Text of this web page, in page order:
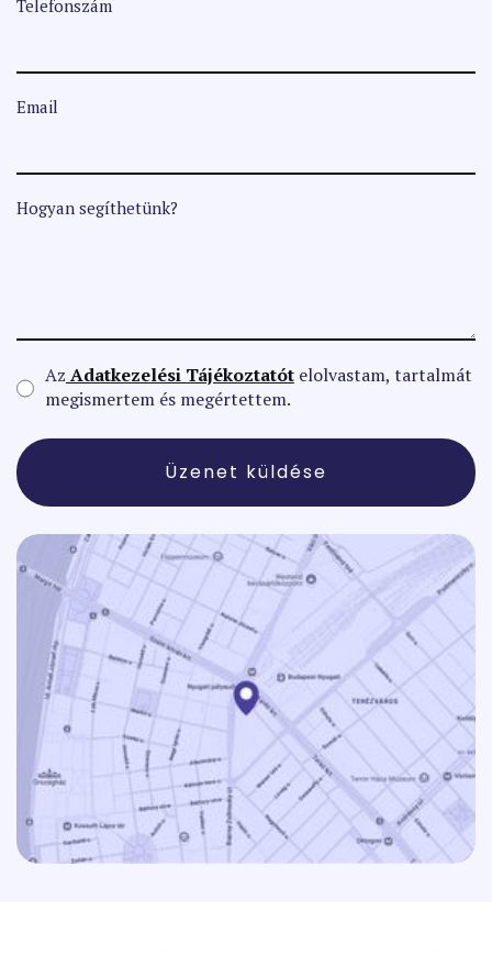
Telefonszám
Email
Hogyan segíthetünk?
Az Adatkezelési Tájékoztatótelolvastam, tartalmát
megismertem és megértettem.